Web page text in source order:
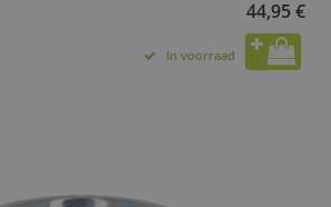
44,95 €
In voorraad